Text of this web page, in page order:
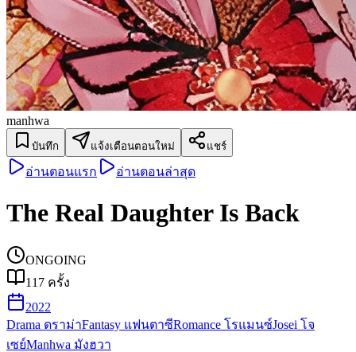
manhwa
บันทึก แจ้งเตือนตอนใหม่ แชร์
อ่านตอนแรก อ่านตอนล่าสุด
The Real Daughter Is Back
ONGOING
117 ครั้ง
2022
Drama ดราม่าFantasy แฟนตาซีRomance โรแมนซ์Josei โจ
เซย์Manhwa มังฮวา